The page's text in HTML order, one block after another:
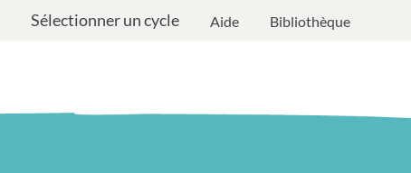
Sélectionner un cycle Aide Bibliothèque